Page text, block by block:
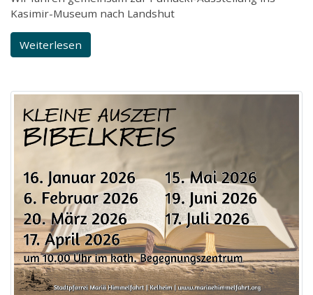
Kasimir-Museum nach Landshut
Weiterlesen